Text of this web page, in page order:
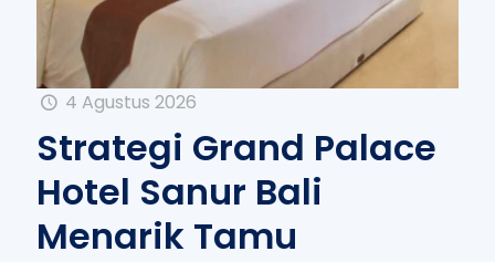
4 Agustus 2026
Strategi Grand Palace
Hotel Sanur Bali
Menarik Tamu